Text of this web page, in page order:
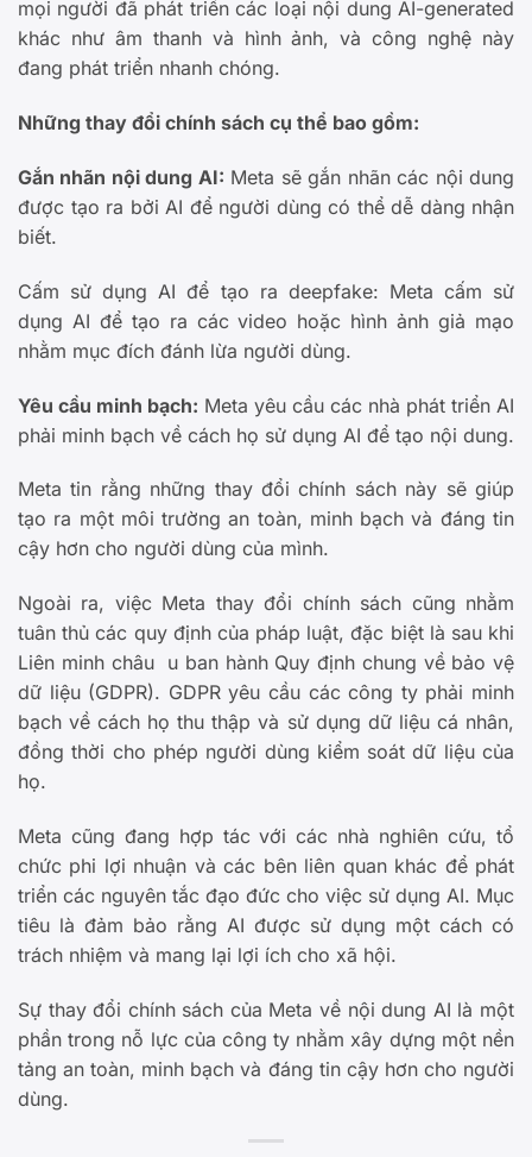
mọi người đã phát triển các loại nội dung AI-generated
khác như âm thanh và hình ảnh, và công nghệ này
đang phát triển nhanh chóng.
Những thay đổi chính sách cụ thể bao gồm:
Gắn nhãn nội dung AI: Meta sẽ gắn nhãn các nội dung
được tạo ra bởi AI để người dùng có thể dễ dàng nhận
biết.
Cấm sử dụng AI để tạo ra deepfake: Meta cấm sử
dụng AI để tạo ra các video hoặc hình ảnh giả mạo
nhằm mục đích đánh lừa người dùng.
Yêu cầu minh bạch: Meta yêu cầu các nhà phát triển AI
phải minh bạch về cách họ sử dụng AI để tạo nội dung.
Meta tin rằng những thay đổi chính sách này sẽ giúp
tạo ra một môi trường an toàn, minh bạch và đáng tin
cậy hơn cho người dùng của mình.
Ngoài ra, việc Meta thay đổi chính sách cũng nhằm
tuân thủ các quy định của pháp luật, đặc biệt là sau khi
Liên minh châu u ban hành Quy định chung về bảo vệ
dữ liệu (GDPR). GDPR yêu cầu các công ty phải minh
bạch về cách họ thu thập và sử dụng dữ liệu cá nhân,
đồng thời cho phép người dùng kiểm soát dữ liệu của
họ.
Meta cũng đang hợp tác với các nhà nghiên cứu, tổ
chức phi lợi nhuận và các bên liên quan khác để phát
triển các nguyên tắc đạo đức cho việc sử dụng AI. Mục
tiêu là đảm bảo rằng AI được sử dụng một cách có
trách nhiệm và mang lại lợi ích cho xã hội.
Sự thay đổi chính sách của Meta về nội dung AI là một
phần trong nỗ lực của công ty nhằm xây dựng một nền
tảng an toàn, minh bạch và đáng tin cậy hơn cho người
dùng.